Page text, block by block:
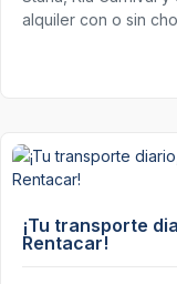
alquiler con o sin
¡Tu transporte
Rentacar!